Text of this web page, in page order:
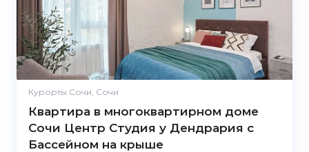
Курорты Сочи, Сочи
Квартира в многоквартирном доме
Сочи Центр Студия у Дендрария с
Бассейном на крыше